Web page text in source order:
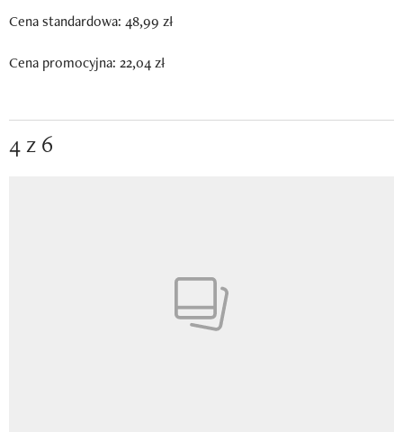
Cena standardowa: 48,99 zł
Cena promocyjna: 22,04 zł
4 z 6